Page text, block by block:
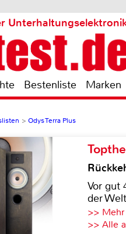
Bestenliste Marken
> Odys Terra Plus
Vor gut
der
>>
>> Alle